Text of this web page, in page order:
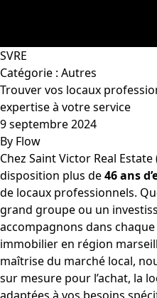
Aller au contenu
SVRE
Catégorie : Autres
Trouver vos locaux
expertise à votre service
9 septembre 2024
By Flow
Chez Saint Victor Real
disposition plus de46 ans
de locaux professionnels.
grand groupe ou un
accompagnons dans
immobilier en région
maîtrise du marché local,
sur mesure pour l’achat, la